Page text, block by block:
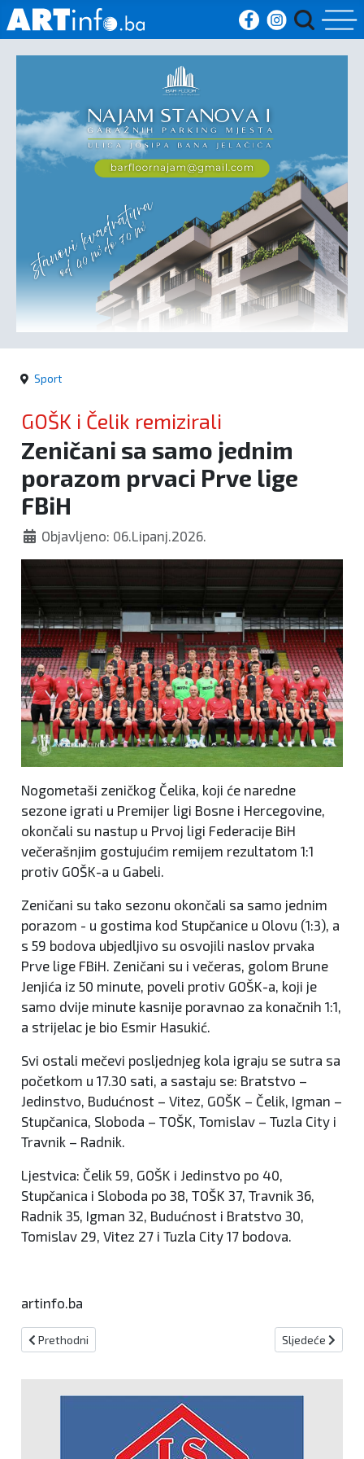
Vijesti
Sport
Crna
kronika
Politika
Sport
GOŠK i Čelik remizirali
Zeničani sa samo jednim
porazom prvaci Prve lige
FBiH
Objavljeno: 06.Lipanj.2026.
Nogometaši zeničkog Čelika, koji će naredne
sezone igrati u Premijer ligi Bosne i Hercegovine,
okončali su nastup u Prvoj ligi Federacije BiH
večerašnjim gostujućim remijem rezultatom 1:1
protiv GOŠK-a u Gabeli.
Zeničani su tako sezonu okončali sa samo jednim
porazom - u gostima kod Stupčanice u Olovu (1:3), a
s 59 bodova ubjedljivo su osvojili naslov prvaka
Prve lige FBiH. Zeničani su i večeras, golom Brune
Jenjića iz 50 minute, poveli protiv GOŠK-a, koji je
samo dvije minute kasnije poravnao za konačnih 1:1,
a strijelac je bio Esmir Hasukić.
Svi ostali mečevi posljednjeg kola igraju se sutra sa
početkom u 17.30 sati, a sastaju se: Bratstvo –
Jedinstvo, Budućnost – Vitez, GOŠK – Čelik, Igman –
Stupčanica, Sloboda – TOŠK, Tomislav – Tuzla City i
Travnik – Radnik.
Ljestvica: Čelik 59, GOŠK i Jedinstvo po 40,
Stupčanica i Sloboda po 38, TOŠK 37, Travnik 36,
Radnik 35, Igman 32, Budućnost i Bratstvo 30,
Tomislav 29, Vitez 27 i Tuzla City 17 bodova.
artinfo.ba
Prethodni članak: S nogometne utakmice na Sara5k utrku!
Prethodni Sljedeći
Sljedeće